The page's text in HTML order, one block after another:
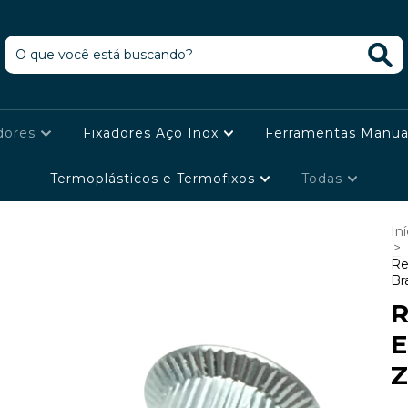
Fixadores Aço Inox Ferramentas
Termoplásticos e Termofixos Todas
>